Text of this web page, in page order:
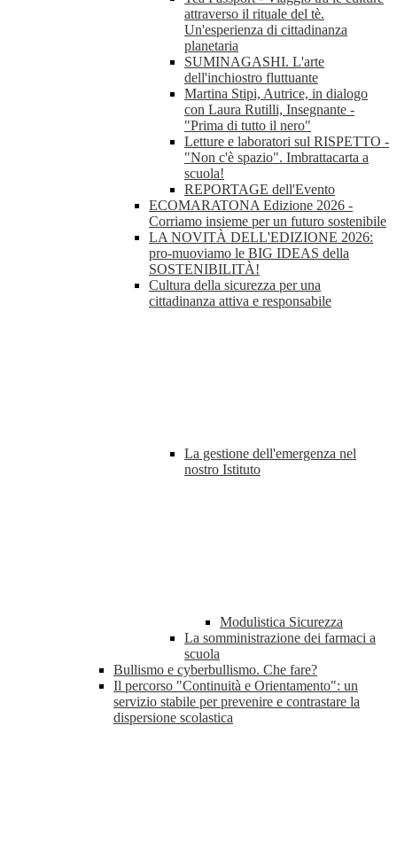
attraverso il rituale del tè.
Un'esperienza di cittadinanza
planetaria
SUMINAGASHI. L'arte
dell'inchiostro fluttuante
Martina Stipi, Autrice, in dialogo
con Laura Rutilli, Insegnante -
"Prima di tutto il nero"
Letture e laboratori sul RISPETTO -
"Non c'è spazio". Imbrattacarta a
scuola!
REPORTAGE dell'Evento
ECOMARATONA Edizione 2026 -
Corriamo insieme per un futuro sostenibile
LA NOVITÀ DELL'EDIZIONE 2026:
pro-muoviamo le BIG IDEAS della
SOSTENIBILITÀ!
Cultura della sicurezza per una
cittadinanza attiva e responsabile
La gestione dell'emergenza nel
nostro Istituto
Modulistica Sicurezza
La somministrazione dei farmaci a
scuola
Bullismo e cyberbullismo. Che fare?
Il percorso "Continuità e Orientamento": un
servizio stabile per prevenire e contrastare la
dispersione scolastica